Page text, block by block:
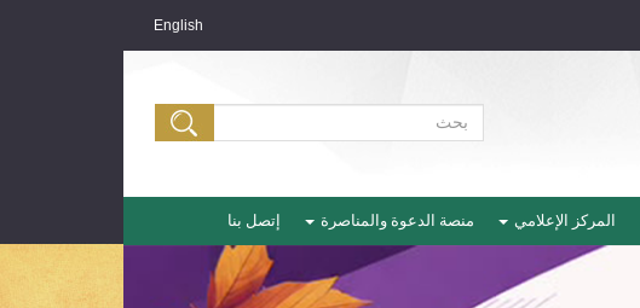
English
المركز الإعلامي منصة الدعوة والمناصرة إتصل بنا